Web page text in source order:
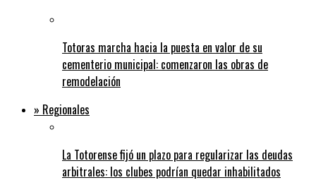
Totoras marcha hacia la puesta en valor de su
cementerio municipal: comenzaron las obras de
remodelación
» Regionales
La Totorense fijó un plazo para regularizar las deudas
arbitrales: los clubes podrían quedar inhabilitados